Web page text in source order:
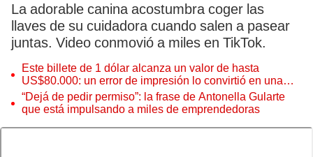
La adorable canina acostumbra coger las
llaves de su cuidadora cuando salen a pasear
juntas. Video conmovió a miles en TikTok.
Este billete de 1 dólar alcanza un valor de hasta
US$80.000: un error de impresión lo convirtió en una
pieza única que hoy buscan coleccionistas de todo el
mundo
“Dejá de pedir permiso”: la frase de Antonella Gularte
que está impulsando a miles de emprendedoras